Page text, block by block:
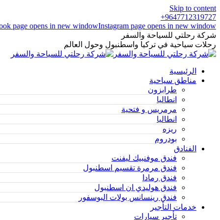
Skip to content
9647712319727+
page opens in new windowInstagram page opens in new window
شركة رحلتي للسياحة والسفر
رحلات سياحية في تركيا واسطنبول وحول العالم
الرئيسية
مناطق سياحية
طرابزون
انطاليا
مرمريس و فتحية
انطاليا
ريزه
بودروم
الفنادق
فندق موفنبيك ليفنت
فندق مرمرة تقسيم اسطنبول
فندق رمادا
فندق هوليدي ان اسطنبول
فندق رينسانس بولات البوسفور
خدمات التأجير
تأجير سيارات